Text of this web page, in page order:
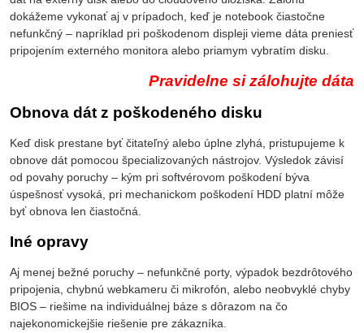
dokážeme vykonať aj v prípadoch, keď je notebook čiastočne
nefunkčný – napríklad pri poškodenom displeji vieme dáta preniesť
pripojením externého monitora alebo priamym vybratím disku.
Pravidelne si zálohujte dáta
Obnova dát z poškodeného disku
Keď disk prestane byť čitateľný alebo úplne zlyhá, pristupujeme k
obnove dát pomocou špecializovaných nástrojov. Výsledok závisí
od povahy poruchy – kým pri softvérovom poškodení býva
úspešnosť vysoká, pri mechanickom poškodení HDD platní môže
byť obnova len čiastočná.
Iné opravy
Aj menej bežné poruchy – nefunkčné porty, výpadok bezdrôtového
pripojenia, chybnú webkameru či mikrofón, alebo neobvyklé chyby
BIOS – riešime na individuálnej báze s dôrazom na čo
najekonomickejšie riešenie pre zákazníka.